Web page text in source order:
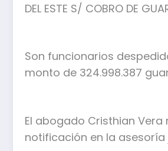
DEL ESTE S/ COBRO DE
Son funcionarios
monto de 324.998.387
El abogado Cristhian
notificación en la